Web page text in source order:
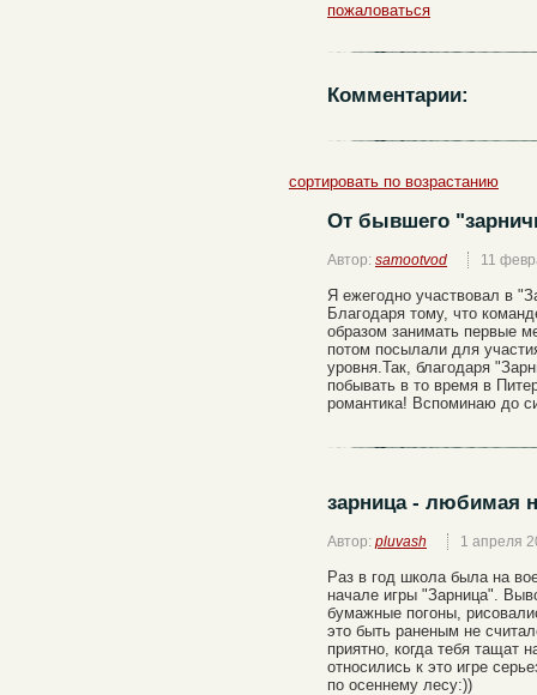
пожаловаться
Комментарии:
сортировать по возрастанию
От бывшего
Автор: samootvod 11
Я ежегодно участвовал в
Благодаря тому, что
образом занимать первые
потом посылали для
уровня.Так, благодаря
побывать в то время в
романтика! Вспоминаю до
зарница - любимая
Автор: pluvash 1 апреля
Раз в год школа была на
начале игры "Зарница".
бумажные погоны,
это быть раненым не
приятно, когда тебя тащат
относились к это игре
по осеннему лесу:))